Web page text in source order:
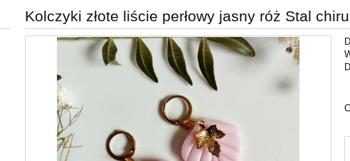
Kolczyki złote liście perłowy jasny róż Stal